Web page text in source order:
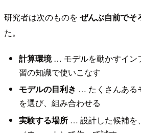
研究者は次のものを ぜんぶ自前でそ
た。
計算環境… モデルを動かすイン
習の知識で使いこなす
モデルの目利き … たくさんある
を選び、組み合わせる
実験する場所… 設計した候補を